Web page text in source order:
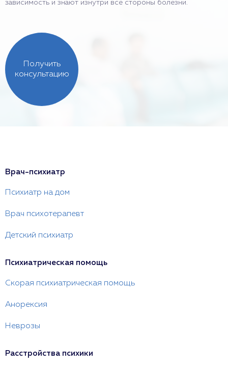
зависимость и знают изнутри все стороны болезни.
Получить
консультацию
Врач-психиатр
Психиатр на дом
Врач психотерапевт
Детский психиатр
Психиатрическая помощь
Скорая психиатрическая помощь
Анорексия
Неврозы
Расстройства психики